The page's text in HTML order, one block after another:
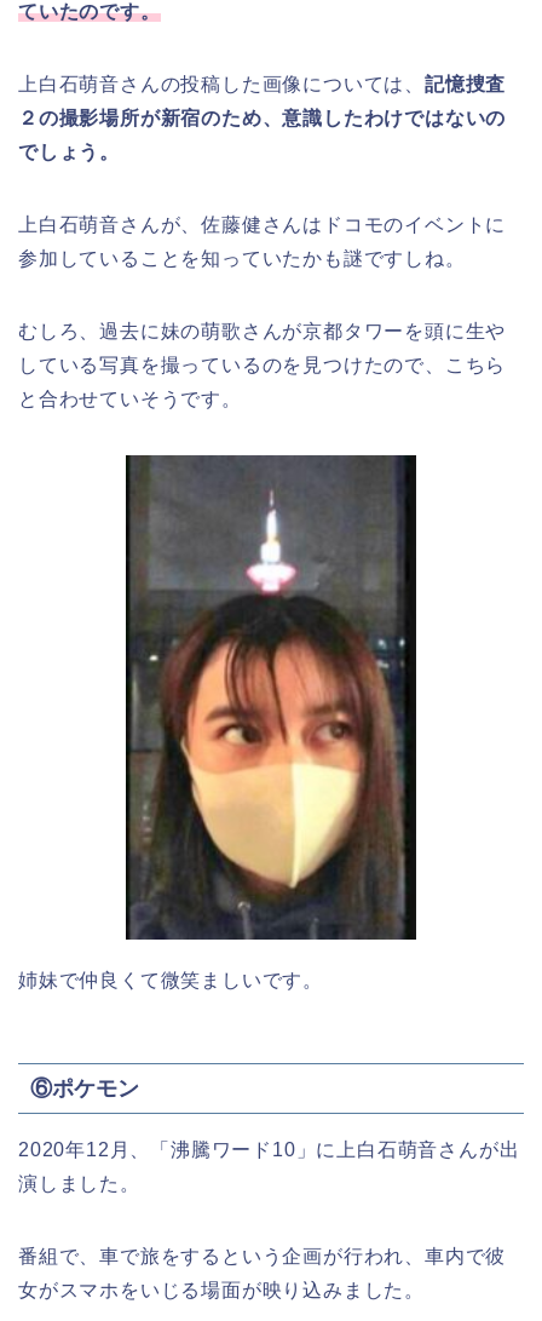
ていたのです。
上白石萌音さんの投稿した画像については、 記憶捜査
２の撮影場所が新宿のため、意識したわけではないの
でしょう。
上白石萌音さんが、佐藤健さんはドコモのイベントに
参加していることを知っていたかも謎ですしね。
むしろ、過去に妹の萌歌さんが京都タワーを頭に生や
している写真を撮っているのを見つけたので、こちら
と合わせていそうです。
姉妹で仲良くて微笑ましいです。
⑥ポケモン
2020年12月、「沸騰ワード10」に上白石萌音さんが出
演しました。
番組で、車で旅をするという企画が行われ、車内で彼
女がスマホをいじる場面が映り込みました。